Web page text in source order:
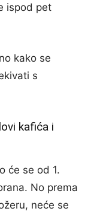
ispod pet
kako se
s
kafića i
će se od 1.
No prema
neće se